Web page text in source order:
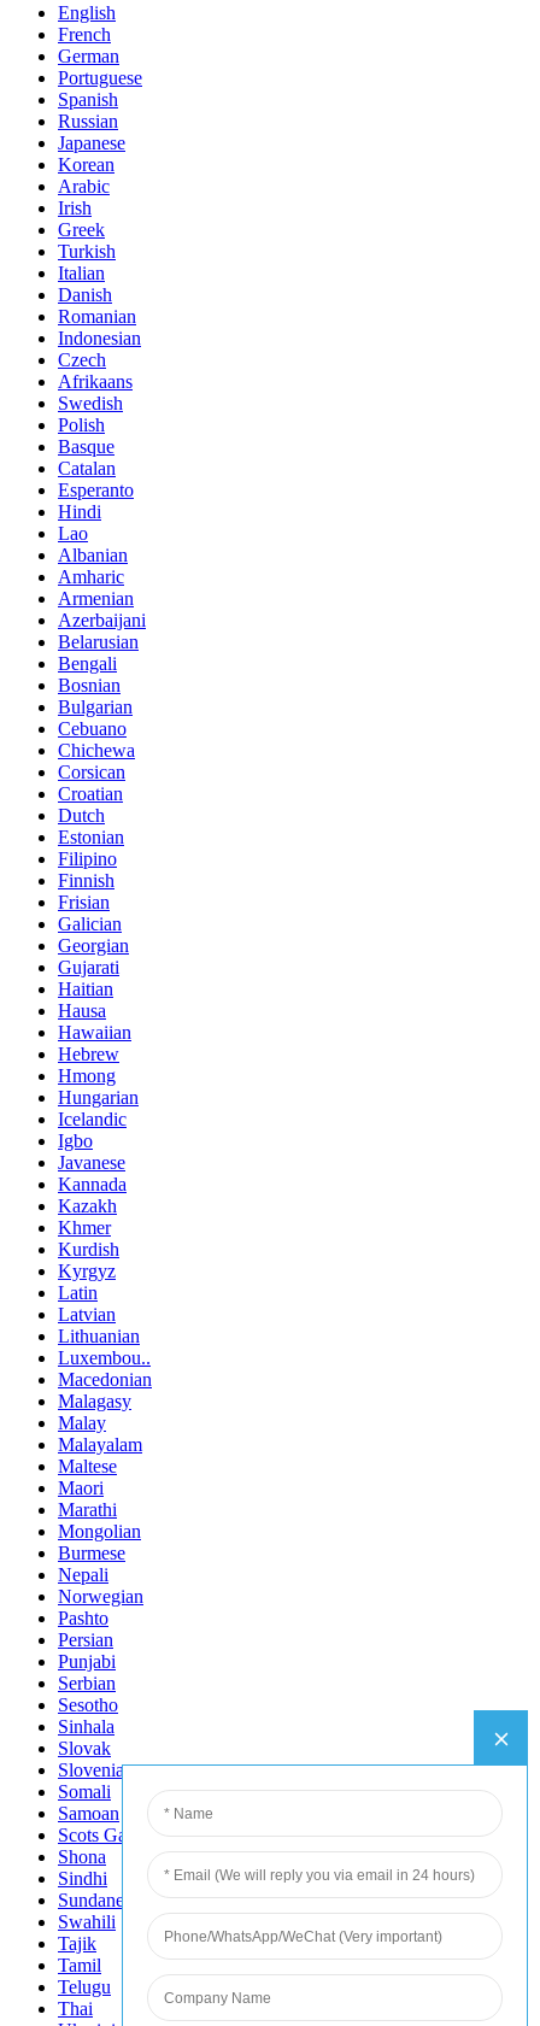
English
French
German
Portuguese
Spanish
Russian
Japanese
Korean
Arabic
Irish
Greek
Turkish
Italian
Danish
Romanian
Indonesian
Czech
Afrikaans
Swedish
Polish
Basque
Catalan
Esperanto
Hindi
Lao
Albanian
Amharic
Armenian
Azerbaijani
Belarusian
Bengali
Bosnian
Bulgarian
Cebuano
Chichewa
Corsican
Croatian
Dutch
Estonian
Filipino
Finnish
Frisian
Galician
Georgian
Gujarati
Haitian
Hausa
Hawaiian
Hebrew
Hmong
Hungarian
Icelandic
Igbo
Javanese
Kannada
Kazakh
Khmer
Kurdish
Kyrgyz
Latin
Latvian
Lithuanian
Luxembou..
Macedonian
Malagasy
Malay
Malayalam
Maltese
Maori
Marathi
Mongolian
Burmese
Nepali
Norwegian
Pashto
Persian
Punjabi
Serbian
Sesotho
Sinhala
Slovak
Slovenian
Somali
Samoan
Scots Gaelic
Shona
Sindhi
Sundanese
Swahili
Tajik
Tamil
Telugu
Thai